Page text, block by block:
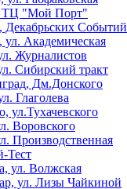
ТЦ "Мой Порт"
Декабрьских Событий
ул. Академическая
Журналистов
Сибирский тракт
Дм.Донского
Глаголева
ул.Тухачевского
Воровского
Производственная
Тест
ул. Волжская
ул. Лизы Чайкиной